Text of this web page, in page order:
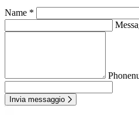
Name *
Invia messaggio